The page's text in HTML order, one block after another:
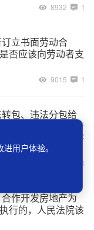
8932 1
立书面劳动合
否应该向劳动者支
9015 1
包、违法分包给
施工人自行招用劳
程施工中受到伤害
1
作开发房地产为
行的，人民法院该
用户体验。